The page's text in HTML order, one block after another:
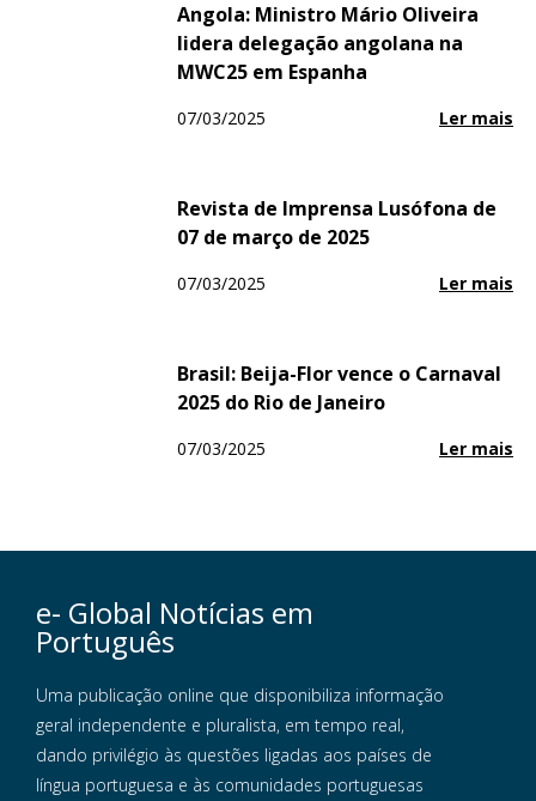
Angola: Ministro Mário Oliveira
lidera delegação angolana na
MWC25 em Espanha
07/03/2025 Ler mais
Revista de Imprensa Lusófona de
07 de março de 2025
07/03/2025 Ler mais
Brasil: Beija-Flor vence o Carnaval
2025 do Rio de Janeiro
07/03/2025 Ler mais
e- Global Notícias em
Português
Uma publicação online que disponibiliza informação
geral independente e pluralista, em tempo real,
dando privilégio às questões ligadas aos países de
língua portuguesa e às comunidades portuguesas